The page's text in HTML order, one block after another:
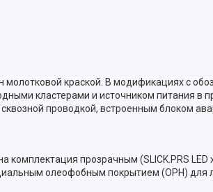
краской. В модификациях c
кластерами и источником питания в
проводкой, встроенным блоком
прозрачным (SLICK.PRS
олеофобным покрытием (OPH) для